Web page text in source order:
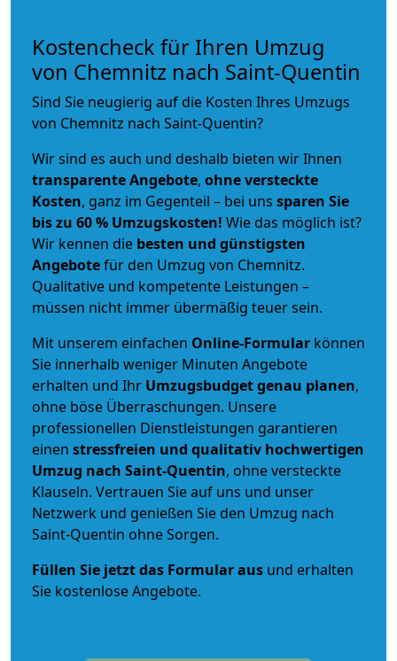
Kostencheck für Ihren Umzug
von Chemnitz nach Saint-Quentin
Sind Sie neugierig auf die Kosten Ihres Umzugs
von Chemnitz nach Saint-Quentin?
Wir sind es auch und deshalb bieten wir Ihnen
transparente Angebote, ohne versteckte
Kosten, ganz im Gegenteil – bei uns sparen Sie
bis zu 60 % Umzugskosten! Wie das möglich ist?
Wir kennen die besten und günstigsten
Angebotefür den Umzug von Chemnitz.
Qualitative und kompetente Leistungen –
müssen nicht immer übermäßig teuer sein.
Mit unserem einfachen Online-Formular können
Sie innerhalb weniger Minuten Angebote
erhalten und Ihr Umzugsbudgetgenau planen,
ohne böse Überraschungen. Unsere
professionellen Dienstleistungen garantieren
einen stressfreien und qualitativ hochwertigen
Umzug nach Saint-Quentin, ohne versteckte
Klauseln. Vertrauen Sie auf uns und unser
Netzwerk und genießen Sie den Umzug nach
Saint-Quentin ohne Sorgen.
Füllen Sie jetzt das Formular aus und erhalten
Sie kostenlose Angebote.